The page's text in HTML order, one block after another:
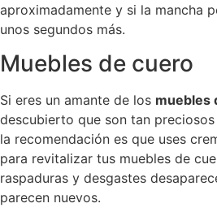
aproximadamente y si la mancha
unos segundos más.
Muebles de cuero
Si eres un amante de los muebles
descubierto que son tan
la recomendación es que uses
para revitalizar tus muebles de
raspaduras y desgastes
parecen nuevos.